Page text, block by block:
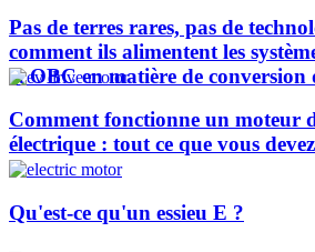
Pas de terres rares, pas de
comment ils alimentent les
et OBC en matière de conversion
Comment fonctionne un moteur
électrique : tout ce que vous
Qu'est-ce qu'un essieu E ?